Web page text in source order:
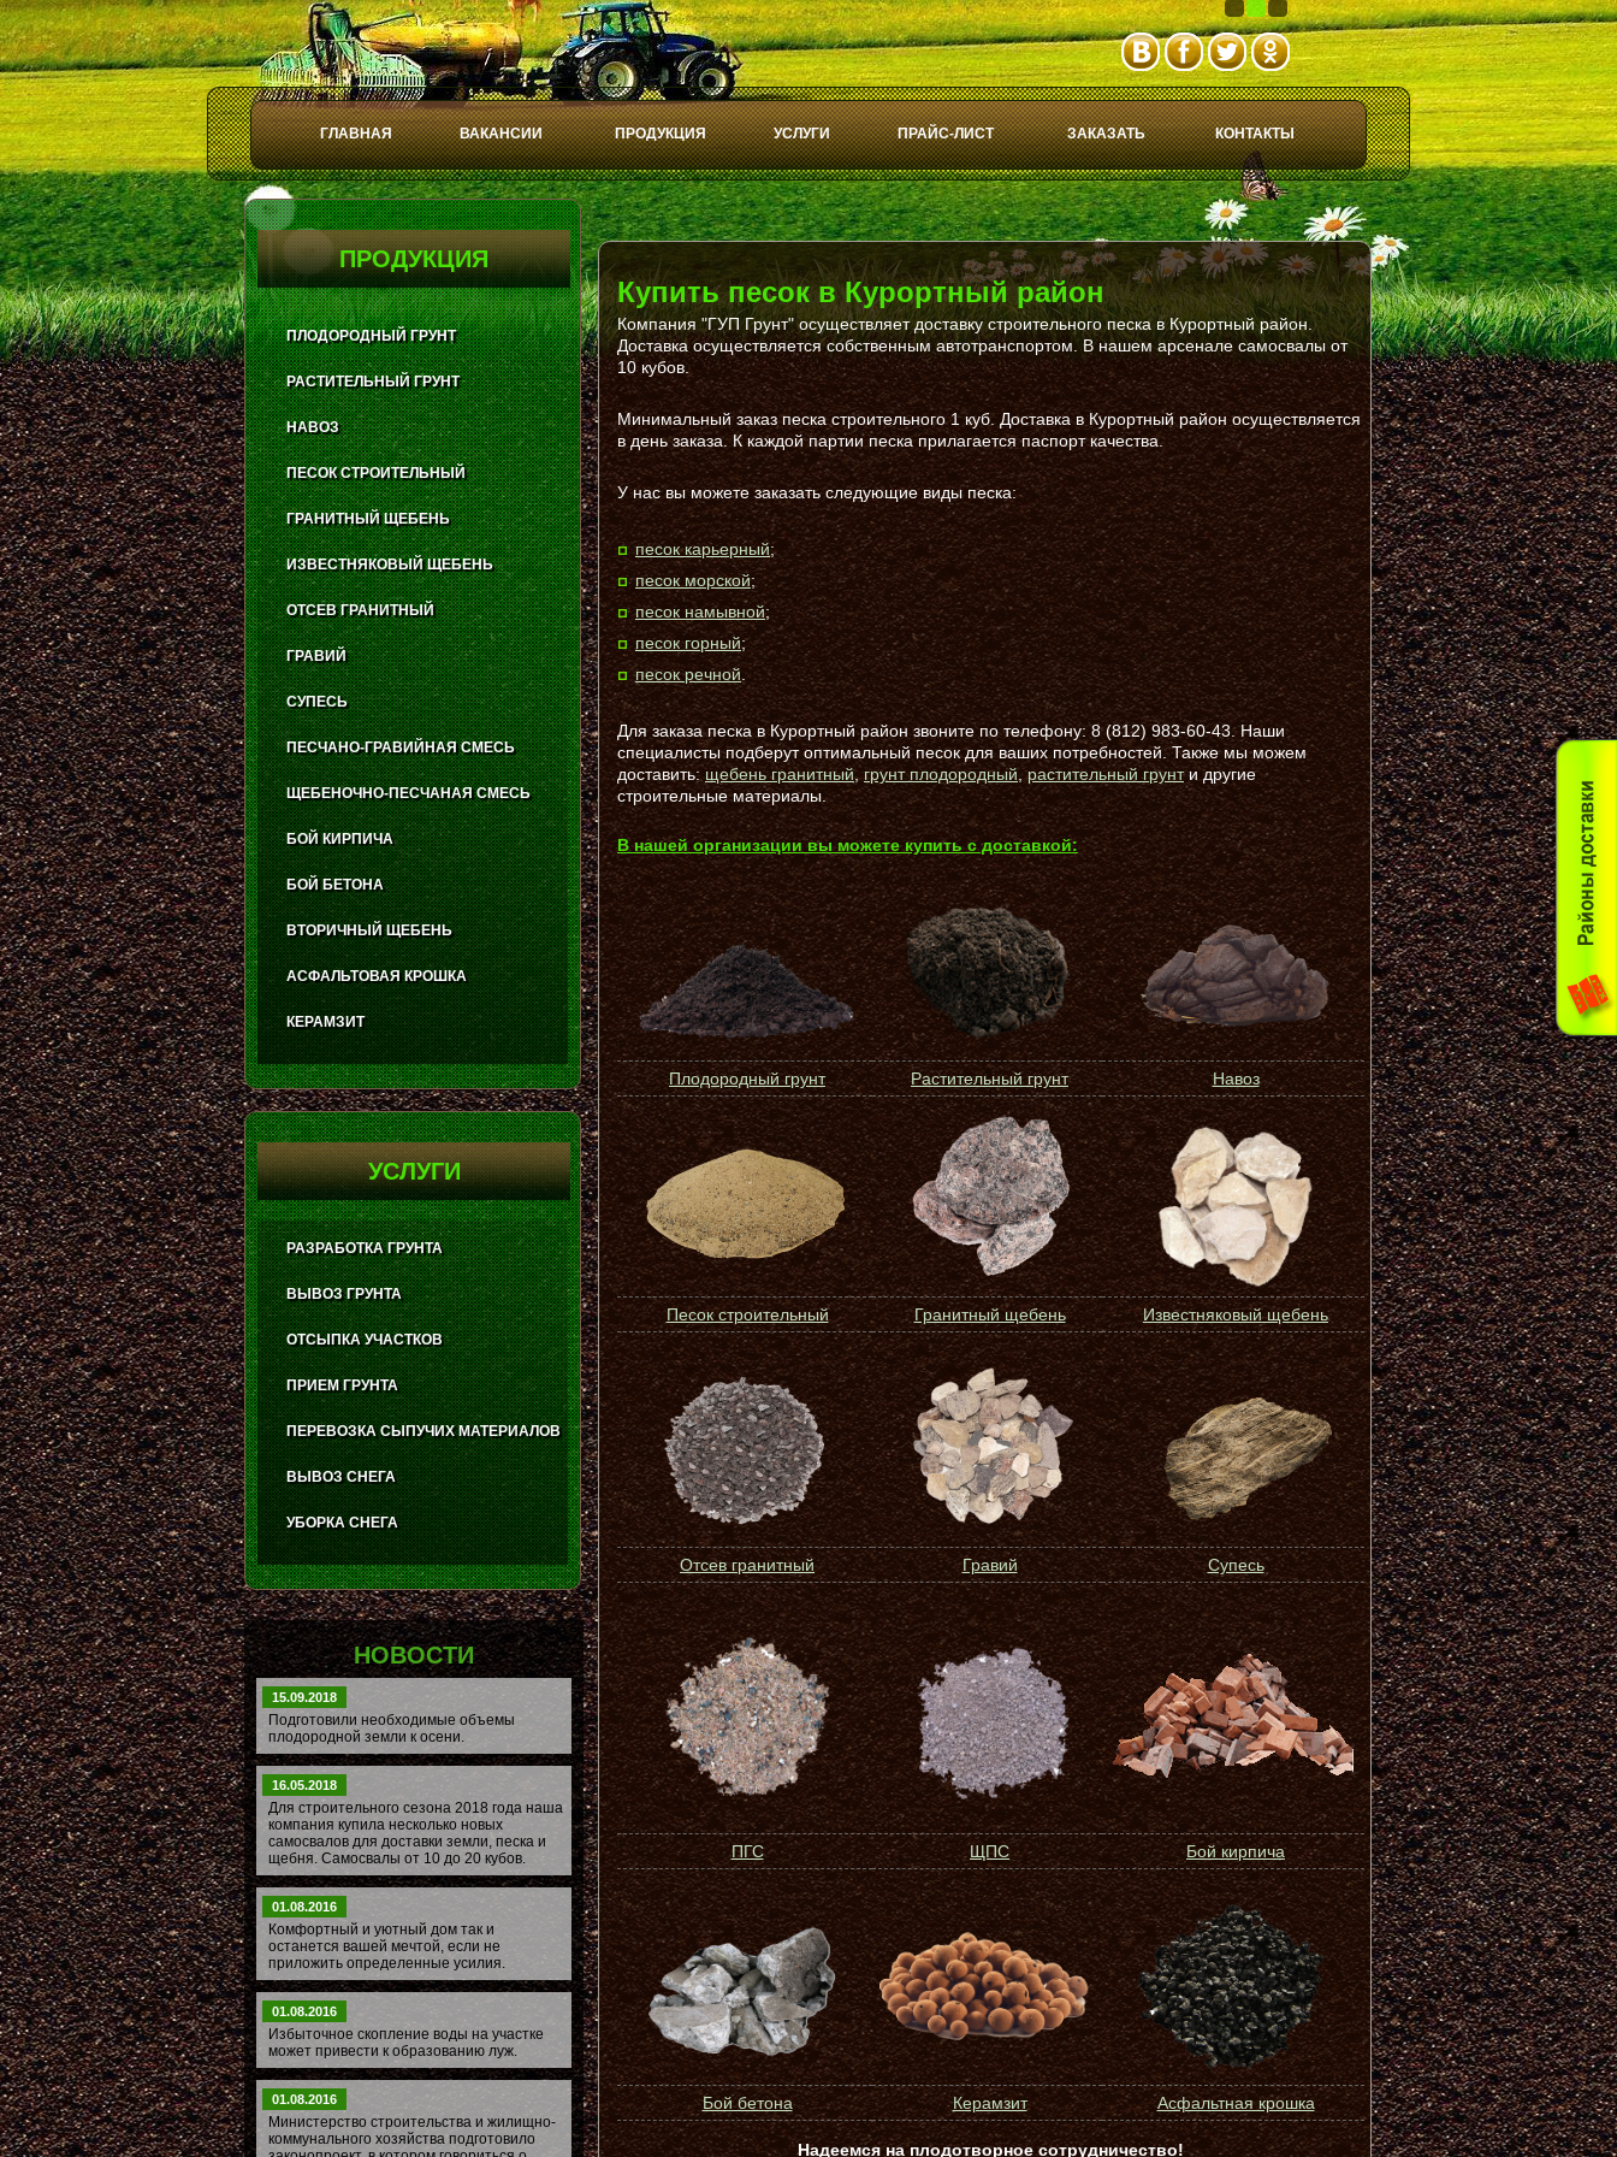
ГЛАВНАЯ ВАКАНСИИ ПРОДУКЦИЯ УСЛУГИ ПРАЙС-ЛИСТ ЗАКАЗАТЬ КОНТАКТЫ
Play
Stop
1 2 3
Купить песок в Курортный район
Компания "ГУП Грунт" осуществляет доставку строительного песка в Курортный район.
Доставка осуществляется собственным автотранспортом. В нашем арсенале самосвалы от
10 кубов.
Минимальный заказ песка строительного 1 куб. Доставка в Курортный район осуществляется
в день заказа. К каждой партии песка прилагается паспорт качества.
У нас вы можете заказать следующие виды песка:
песок карьерный;
песок морской;
песок намывной;
песок горный;
песок речной
Для заказа песка в Курортный район звоните по телефону: 8 (812) 983-60-43. Наши
специалисты подберут оптимальный песок для ваших потребностей. Также мы можем
доставить: щебень гранитный, грунт плодородный,растительный грунти другие
строительные материалы.
В нашей организации вы можете купить с доставкой:
Плодородный грунт Растительный грунт Навоз
Песок строительный Гранитный щебень Известняковый щебень
Отсев гранитный Гравий Супесь
ПГС ЩПС Бой кирпича
Бой бетона Керамзит Асфальтная крошка
Надеемся на плодотворное сотрудничество!
ПРОДУКЦИЯ
ПЛОДОРОДНЫЙ ГРУНТ
РАСТИТЕЛЬНЫЙ ГРУНТ
НАВОЗ
ПЕСОК СТРОИТЕЛЬНЫЙ
ГРАНИТНЫЙ ЩЕБЕНЬ
ИЗВЕСТНЯКОВЫЙ ЩЕБЕНЬ
ОТСЕВ ГРАНИТНЫЙ
ГРАВИЙ
СУПЕСЬ
ПЕСЧАНО-ГРАВИЙНАЯ СМЕСЬ
ЩЕБЕНОЧНО-ПЕСЧАНАЯ СМЕСЬ
БОЙ КИРПИЧА
БОЙ БЕТОНА
ВТОРИЧНЫЙ ЩЕБЕНЬ
АСФАЛЬТОВАЯ КРОШКА
КЕРАМЗИТ
УСЛУГИ
РАЗРАБОТКА ГРУНТА
ВЫВОЗ ГРУНТА
ОТСЫПКА УЧАСТКОВ
ПРИЕМ ГРУНТА
ПЕРЕВОЗКА СЫПУЧИХ МАТЕРИАЛОВ
ВЫВОЗ СНЕГА
УБОРКА СНЕГА
НОВОСТИ
15.09.2018
Подготовили необходимые объемы
плодородной земли к осени.
16.05.2018
Для строительного сезона 2018 года наша
компания купила несколько новых
самосвалов для доставки земли, песка и
щебня. Самосвалы от 10 до 20 кубов.
01.08.2016
Комфортный и уютный дом так и
останется вашей мечтой, если не
приложить определенные усилия.
01.08.2016
Избыточное скопление воды на участке
может привести к образованию луж.
01.08.2016
Министерство строительства и жилищно-
коммунального хозяйства подготовило